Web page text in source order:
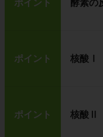
ポイント 酵素の
ポイント 核酸Ⅰ
ポイント 核酸Ⅱ